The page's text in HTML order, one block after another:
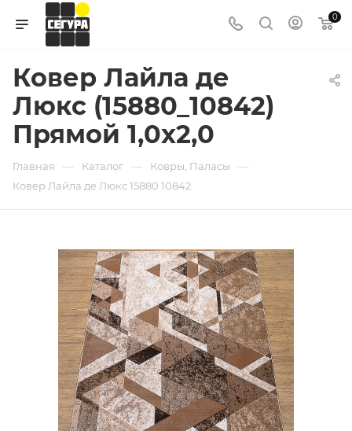
0
Ковер Лайла де
Люкс (15880_10842)
Прямой 1,0х2,0
Главная — Каталог — Ковры, Паласы —
Ковер Лайла де Люкс 15880 10842